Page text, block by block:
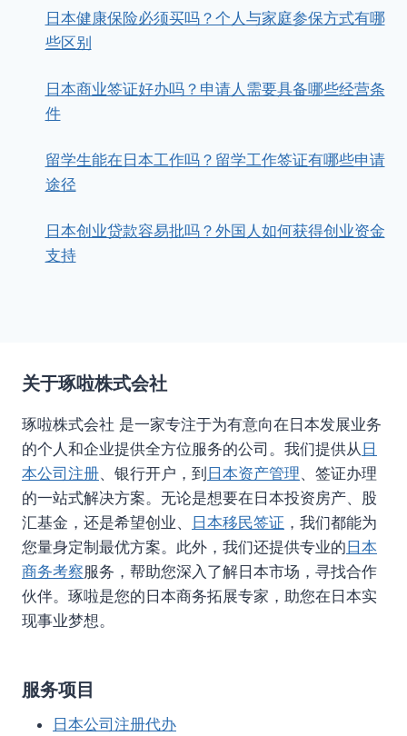
日本健康保险必须买吗？个人与家庭参保方式有哪
些区别
日本商业签证好办吗？申请人需要具备哪些经营条
件
留学生能在日本工作吗？留学工作签证有哪些申请
途径
日本创业贷款容易批吗？外国人如何获得创业资金
支持
关于琢啦株式会社
琢啦株式会社 是一家专注于为有意向在日本发展业务
的个人和企业提供全方位服务的公司。我们提供从 日
本公司注册、银行开户，到日本资产管理、签证办理
的一站式解决方案。无论是想要在日本投资房产、股
汇基金，还是希望创业、 日本移民签证 ，我们都能为
您量身定制最优方案。此外，我们还提供专业的日本
商务考察服务，帮助您深入了解日本市场，寻找合作
伙伴。琢啦是您的日本商务拓展专家，助您在日本实
现事业梦想。
服务项目
日本公司注册代办